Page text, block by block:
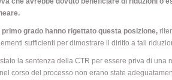
primo grado hanno rigettato questa posizione,
sufficienti per dimostrare il diritto a tali
la sentenza della CTR per essere priva di
corso del processo non erano state